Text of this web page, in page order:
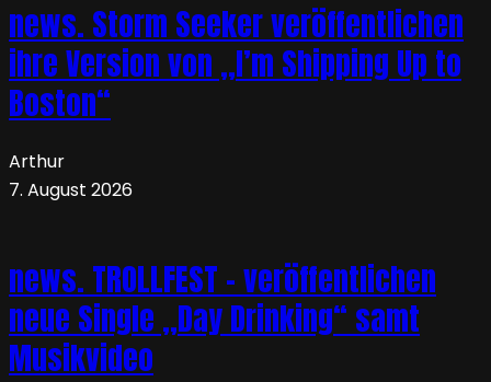
news. Storm Seeker veröffentlichen
ihre Version von „I’m Shipping Up to
Boston“
Arthur
7. August 2026
news. TROLLFEST – veröffentlichen
neue Single „Day Drinking“ samt
Musikvideo